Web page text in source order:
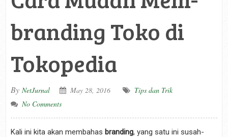
branding Toko di
Tokopedia
By NetJurnal May 28, 2016
Tips dan Trik
No Comments
Kali ini kita akan membahas branding, yang satu ini susah-